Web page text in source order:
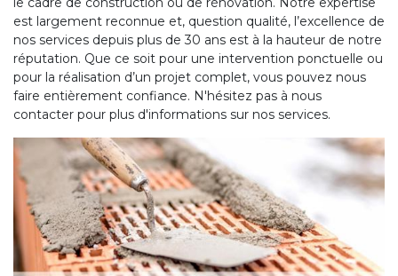
est largement reconnue et, question qualité, l’excellence de
nos services depuis plus de 30 ans est à la hauteur de notre
réputation. Que ce soit pour une intervention ponctuelle ou
pour la réalisation d’un projet complet, vous pouvez nous
faire entièrement confiance. N'hésitez pas à nous
contacter pour plus d'informations sur nos services.